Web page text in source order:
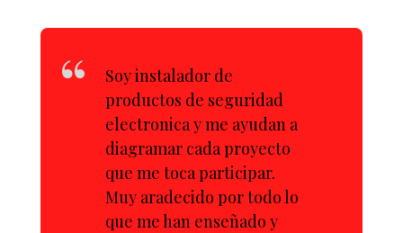
Soy instalador de
productos de seguridad
electronica y me ayudan a
diagramar cada proyecto
que me toca participar.
Muy aradecido por todo lo
que me han enseñado y